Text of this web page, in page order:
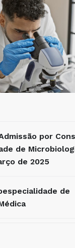
por
de
de 2025
de